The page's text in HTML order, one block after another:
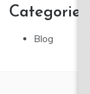
Categories
Blog